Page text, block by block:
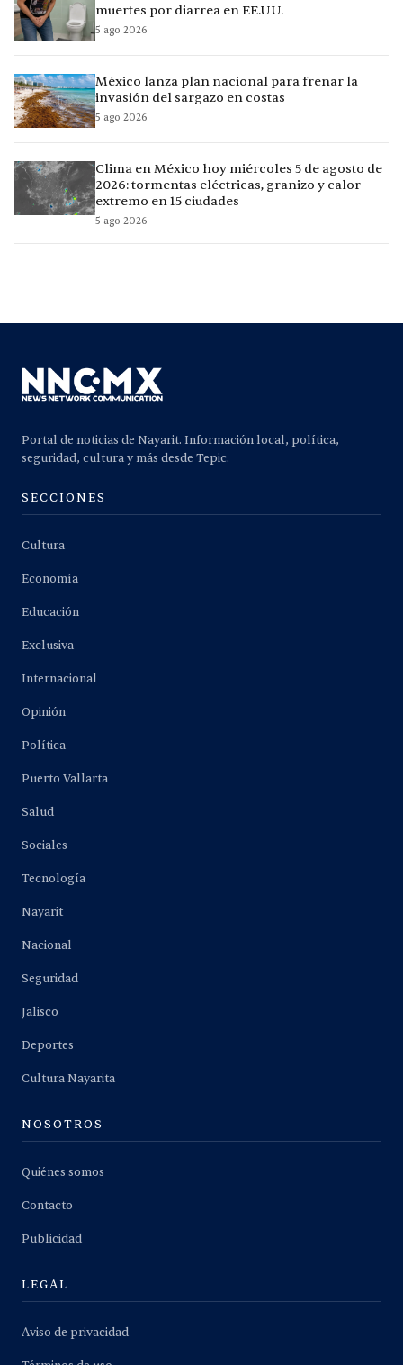
muertes por diarrea en EE.UU.
5 ago 2026
México lanza plan nacional para frenar la
invasión del sargazo en costas
5 ago 2026
Clima en México hoy miércoles 5 de agosto de
2026: tormentas eléctricas, granizo y calor
extremo en 15 ciudades
5 ago 2026
Portal de noticias de Nayarit. Información local, política,
seguridad, cultura y más desde Tepic.
SECCIONES
Cultura
Economía
Educación
Exclusiva
Internacional
Opinión
Política
Puerto Vallarta
Salud
Sociales
Tecnología
Nayarit
Nacional
Seguridad
Jalisco
Deportes
Cultura Nayarita
NOSOTROS
Quiénes somos
Contacto
Publicidad
LEGAL
Aviso de privacidad